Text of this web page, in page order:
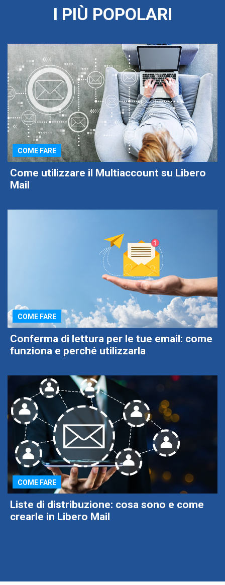
I PIÙ POPOLARI
COME FARE
Come utilizzare il Multiaccount su Libero
Mail
COME FARE
Conferma di lettura per le tue email: come
funziona e perché utilizzarla
COME FARE
Liste di distribuzione: cosa sono e come
crearle in Libero Mail